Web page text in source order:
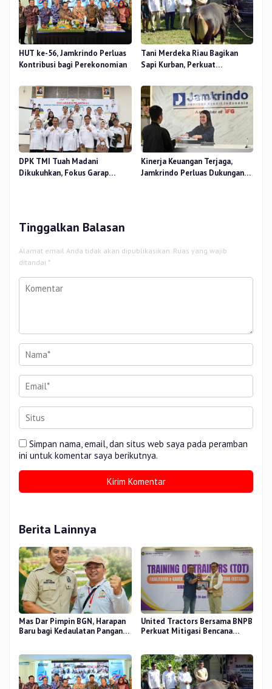
HUT ke-56, Jamkrindo Perluas
Kontribusi bagi Perekonomian
Tani Merdeka Riau Bagikan
Sapi Kurban, Perkuat
DPK TMI Tuah Madani
Dikukuhkan, Fokus Garap
Kinerja Keuangan Terjaga,
Jamkrindo Perluas Dukungan
Tinggalkan Balasan
Alamat email Anda tidak akan dipublikasikan. Ruas yang wajib
ditandai *
Simpan nama, email, dan situs web saya pada peramban
ini untuk komentar saya berikutnya.
Berita Lainnya
Mas Dar Pimpin BGN, Harapan
Baru bagi Kedaulatan Pangan
United Tractors Bersama BNPB
Perkuat Mitigasi Bencana